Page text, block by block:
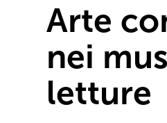
Arte
nei
letture